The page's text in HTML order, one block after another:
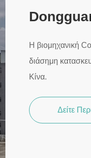
Η βιομηχανική
διάσημη
Κίνα.
Δείτε